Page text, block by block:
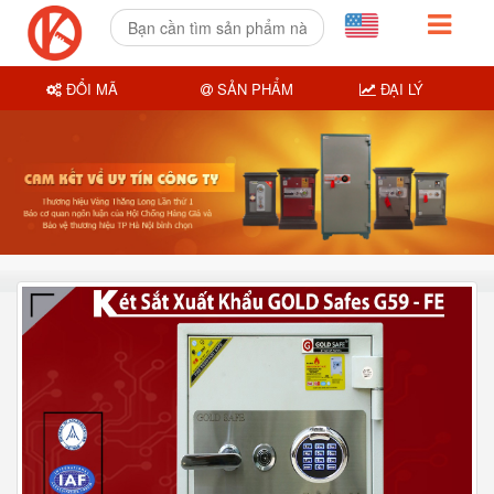
ĐỔI MÃ SẢN PHẨM ĐẠI LÝ